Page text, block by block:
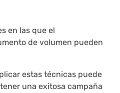
en las que el
de volumen pueden
estas técnicas puede
una exitosa campaña